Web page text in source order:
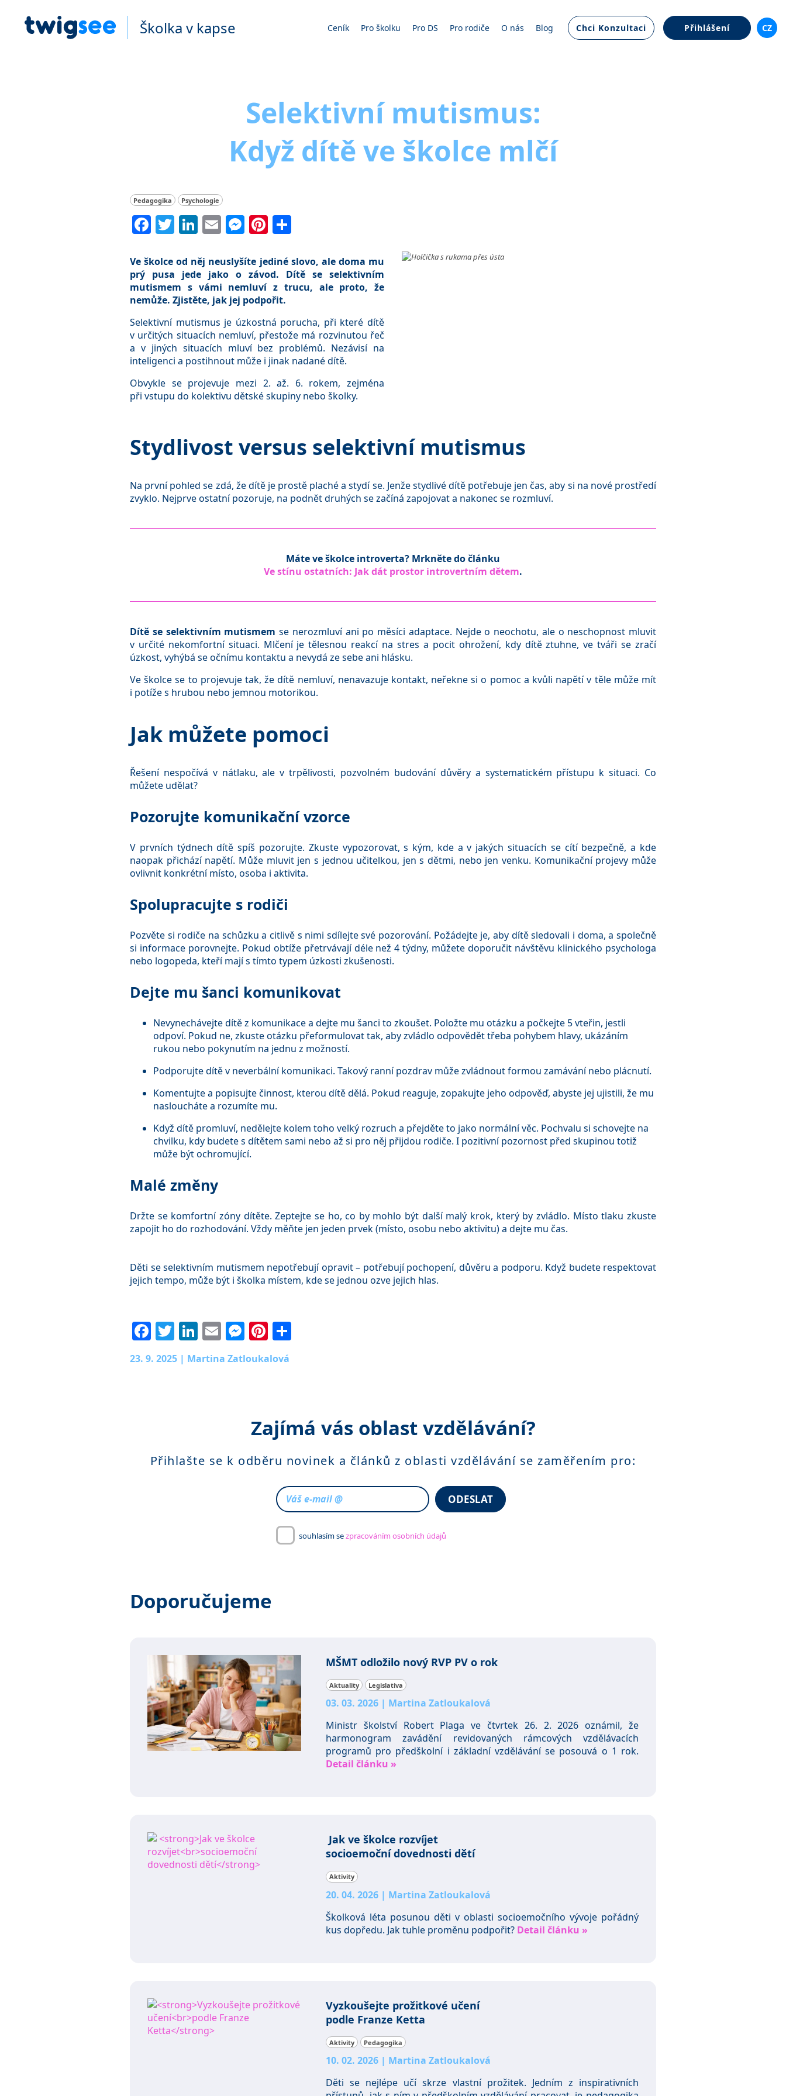
Školka v kapse Ceník Pro školku Pro DS Pro rodiče O nás Blog CZ
Chci Konzultaci Přihlášení
Selektivní mutismus:
Když dítě ve školce mlčí
Pedagogika Psychologie
Facebook
Twitter
LinkedIn
EmailMessenger
Pinterest
Ve školce od něj neuslyšíte jediné slovo, ale doma mu
prý pusa jede jako o závod. Dítě se selektivním
mutismem s vámi nemluví z trucu, ale proto, že
nemůže. Zjistěte, jak jej podpořit.
Selektivní mutismus je úzkostná porucha, při které dítě
v určitých situacích nemluví, přestože má rozvinutou řeč
a v jiných situacích mluví bez problémů. Nezávisí na
inteligenci a postihnout může i jinak nadané dítě.
Obvykle se projevuje mezi 2. až. 6. rokem, zejména
při vstupu do kolektivu dětské skupiny nebo školky.
Stydlivost versus selektivní mutismus
Na první pohled se zdá, že dítě je prostě plaché a stydí se. Jenže stydlivé dítě potřebuje jen čas, aby si na nové prostředí
zvyklo. Nejprve ostatní pozoruje, na podnět druhých se začíná zapojovat a nakonec se rozmluví.
Máte ve školce introverta? Mrkněte do článku
Ve stínu ostatních: Jak dát prostor introvertním dětem.
Dítě se selektivním mutismem se nerozmluví ani po měsíci adaptace. Nejde o neochotu, ale o neschopnost mluvit
v určité nekomfortní situaci. Mlčení je tělesnou reakcí na stres a pocit ohrožení, kdy dítě ztuhne, ve tváři se zračí
úzkost, vyhýbá se očnímu kontaktu a nevydá ze sebe ani hlásku.
Ve školce se to projevuje tak, že dítě nemluví, nenavazuje kontakt, neřekne si o pomoc a kvůli napětí v těle může mít
i potíže s hrubou nebo jemnou motorikou.
Jak můžete pomoci
Řešení nespočívá v nátlaku, ale v trpělivosti, pozvolném budování důvěry a systematickém přístupu k situaci. Co
můžete udělat?
Pozorujte komunikační vzorce
V prvních týdnech dítě spíš pozorujte. Zkuste vypozorovat, s kým, kde a v jakých situacích se cítí bezpečně, a kde
naopak přichází napětí. Může mluvit jen s jednou učitelkou, jen s dětmi, nebo jen venku. Komunikační projevy může
ovlivnit konkrétní místo, osoba i aktivita.
Spolupracujte s rodiči
Pozvěte si rodiče na schůzku a citlivě s nimi sdílejte své pozorování. Požádejte je, aby dítě sledovali i doma, a společně
si informace porovnejte. Pokud obtíže přetrvávají déle než 4 týdny, můžete doporučit návštěvu klinického psychologa
nebo logopeda, kteří mají s tímto typem úzkosti zkušenosti.
Dejte mu šanci komunikovat
Nevynechávejte dítě z komunikace a dejte mu šanci to zkoušet. Položte mu otázku a počkejte 5 vteřin, jestli
odpoví. Pokud ne, zkuste otázku přeformulovat tak, aby zvládlo odpovědět třeba pohybem hlavy, ukázáním
rukou nebo pokynutím na jednu z možností.
Podporujte dítě v neverbální komunikaci. Takový ranní pozdrav může zvládnout formou zamávání nebo plácnutí.
Komentujte a popisujte činnost, kterou dítě dělá. Pokud reaguje, zopakujte jeho odpověď, abyste jej ujistili, že mu
nasloucháte a rozumíte mu.
Když dítě promluví, nedělejte kolem toho velký rozruch a přejděte to jako normální věc. Pochvalu si schovejte na
chvilku, kdy budete s dítětem sami nebo až si pro něj přijdou rodiče. I pozitivní pozornost před skupinou totiž
může být ochromující.
Malé změny
Držte se komfortní zóny dítěte. Zeptejte se ho, co by mohlo být další malý krok, který by zvládlo. Místo tlaku zkuste
zapojit ho do rozhodování. Vždy měňte jen jeden prvek (místo, osobu nebo aktivitu) a dejte mu čas.
Děti se selektivním mutismem nepotřebují opravit – potřebují pochopení, důvěru a podporu. Když budete respektovat
jejich tempo, může být i školka místem, kde se jednou ozve jejich hlas.
Facebook
Twitter
LinkedIn
EmailMessenger
Pinterest
23. 9. 2025 | Martina Zatloukalová
Zajímá vás oblast vzdělávání?
Přihlašte se k odběru novinek a článků z oblasti vzdělávání se zaměřením pro:
ODESLAT
souhlasím sezpracováním osobních údajů
Doporučujeme
MŠMT odložilo nový RVP PV o rok
Aktuality Legislativa
03. 03. 2026 | Martina Zatloukalová
Ministr školství Robert Plaga ve čtvrtek 26. 2. 2026 oznámil, že
harmonogram zavádění revidovaných rámcových vzdělávacích
programů pro předškolní i základní vzdělávání se posouvá o 1 rok.
Detail článku »
Jak ve školce rozvíjet
socioemoční dovednosti dětí
Aktivity
20. 04. 2026 | Martina Zatloukalová
Školková léta posunou děti v oblasti socioemočního vývoje pořádný
kus dopředu. Jak tuhle proměnu podpořit? Detail článku »
Vyzkoušejte prožitkové učení
podle Franze Ketta
Aktivity Pedagogika
10. 02. 2026 | Martina Zatloukalová
Děti se nejlépe učí skrze vlastní prožitek. Jedním z inspirativních